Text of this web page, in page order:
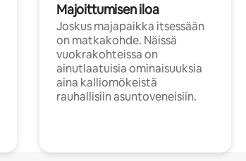
Majoittumisen iloa
Joskus majapaikka itsessään
on matkakohde. Näissä
vuokrakohteissa on
ainutlaatuisia ominaisuuksia
aina kalliomökeistä
rauhallisiin asuntoveneisiin.